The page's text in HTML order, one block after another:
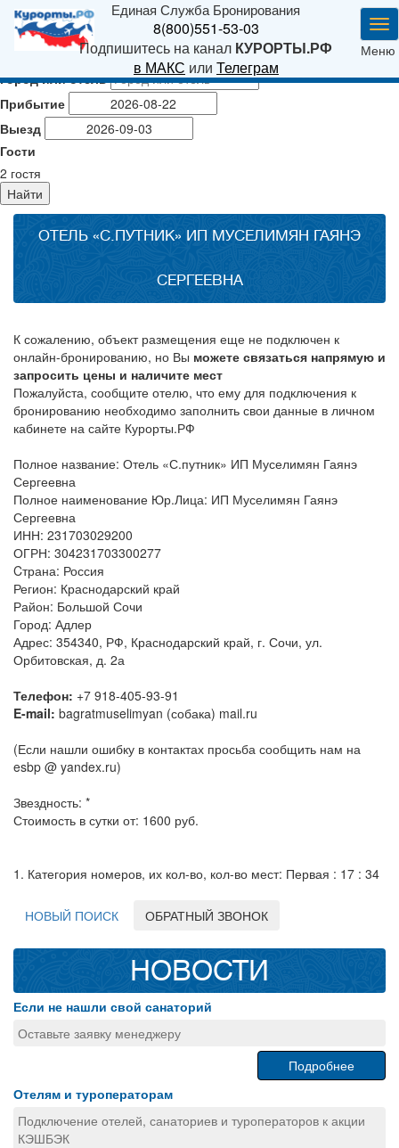
Единая Служба Бронирования
8(800)551-53-03
Подпишитесь на канал КУРОРТЫ.РФ
в МАКС или Телеграм
Меню
Город или отель
Прибытие
Выезд
Гости
2 гостя
Найти
ОТЕЛЬ «С.ПУТНИК» ИП МУСЕЛИМЯН ГАЯНЭ
СЕРГЕЕВНА
К сожалению, объект размещения еще не подключен к
онлайн-бронированию, но Вы можете связаться напрямую и
запросить цены и наличите мест
Пожалуйста, сообщите отелю, что ему для подключения к
бронированию необходимо заполнить свои данные в личном
кабинете на сайте Курорты.РФ
Полное название: Отель «С.путник» ИП Муселимян Гаянэ
Сергеевна
Полное наименование Юр.Лица: ИП Муселимян Гаянэ
Сергеевна
ИНН: 231703029200
ОГРН: 304231703300277
Cтрана: Россия
Регион: Краснодарский край
Район: Большой Сочи
Город: Адлер
Адрес: 354340, РФ, Краснодарский край, г. Сочи, ул.
Орбитовская, д. 2а
Телефон: +7 918-405-93-91
E-mail: bagratmuselimyan (собака) mail.ru
(Если нашли ошибку в контактах просьба сообщить нам на
esbp @ yandex.ru)
Звездность: *
Стоимость в сутки от: 1600 руб.
1. Категория номеров, их кол-во, кол-во мест: Первая : 17 : 34
НОВЫЙ ПОИСК ОБРАТНЫЙ ЗВОНОК
НОВОСТИ
Если не нашли свой санаторий
Оставьте заявку менеджеру
Подробнее
Отелям и туроператорам
Подключение отелей, санаториев и туроператоров к акции
КЭШБЭК